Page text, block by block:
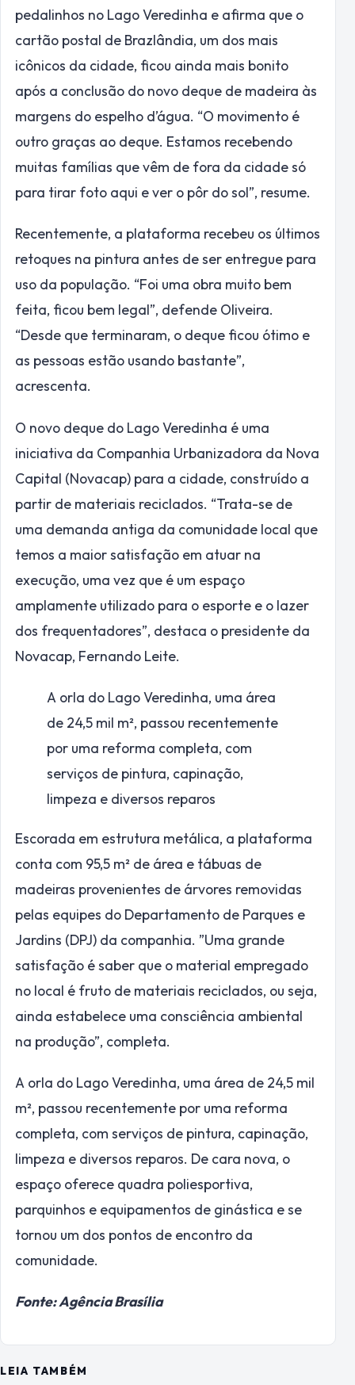
pedalinhos no Lago Veredinha e afirma que o
cartão postal de Brazlândia, um dos mais
icônicos da cidade, ficou ainda mais bonito
após a conclusão do novo deque de madeira às
margens do espelho d’água. “O movimento é
outro graças ao deque. Estamos recebendo
muitas famílias que vêm de fora da cidade só
para tirar foto aqui e ver o pôr do sol”, resume.
Recentemente, a plataforma recebeu os últimos
retoques na pintura antes de ser entregue para
uso da população. “Foi uma obra muito bem
feita, ficou bem legal”, defende Oliveira.
“Desde que terminaram, o deque ficou ótimo e
as pessoas estão usando bastante”,
acrescenta.
O novo deque do Lago Veredinha é uma
iniciativa da Companhia Urbanizadora da Nova
Capital (Novacap) para a cidade, construído a
partir de materiais reciclados. “Trata-se de
uma demanda antiga da comunidade local que
temos a maior satisfação em atuar na
execução, uma vez que é um espaço
amplamente utilizado para o esporte e o lazer
dos frequentadores”, destaca o presidente da
Novacap, Fernando Leite.
A orla do Lago Veredinha, uma área
de 24,5 mil m², passou recentemente
por uma reforma completa, com
serviços de pintura, capinação,
limpeza e diversos reparos
Escorada em estrutura metálica, a plataforma
conta com 95,5 m² de área e tábuas de
madeiras provenientes de árvores removidas
pelas equipes do Departamento de Parques e
Jardins (DPJ) da companhia. ”Uma grande
satisfação é saber que o material empregado
no local é fruto de materiais reciclados, ou seja,
ainda estabelece uma consciência ambiental
na produção”, completa.
A orla do Lago Veredinha, uma área de 24,5 mil
m², passou recentemente por uma reforma
completa, com serviços de pintura, capinação,
limpeza e diversos reparos. De cara nova, o
espaço oferece quadra poliesportiva,
parquinhos e equipamentos de ginástica e se
tornou um dos pontos de encontro da
comunidade.
Fonte: Agência Brasília
LEIA TAMBÉM